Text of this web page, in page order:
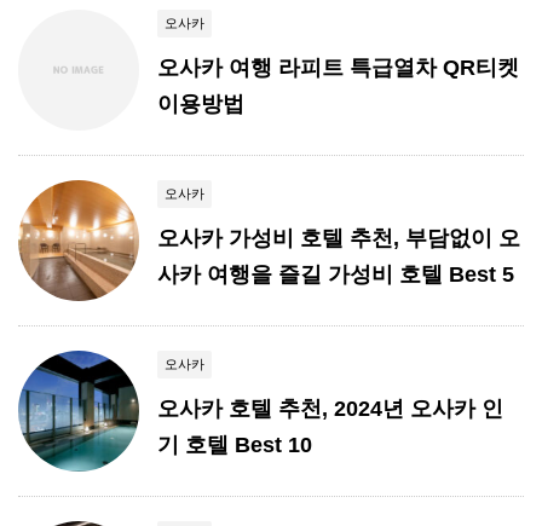
오사카
오사카 여행 라피트 특급열차 QR티켓
이용방법
오사카
오사카 가성비 호텔 추천, 부담없이 오
사카 여행을 즐길 가성비 호텔 Best 5
오사카
오사카 호텔 추천, 2024년 오사카 인
기 호텔 Best 10